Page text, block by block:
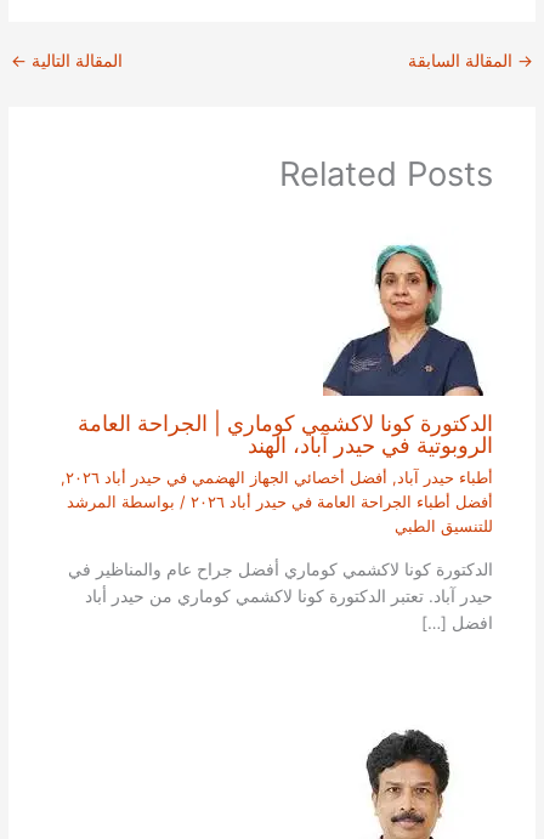
→ المقالة السابقة المقالة التالية ←
Related Posts
الدكتورة كونا لاكشمي كوماري | الجراحة العامة
الروبوتية في حيدر آباد، الهند
أطباء حيدر آباد, أفضل أخصائي الجهاز الهضمي في حيدر أباد ٢٠٢٦
,
أفضل أطباء الجراحة العامة في حيدر أباد ٢٠٢٦
/ بواسطة المرشد
للتنسيق الطبي
الدكتورة كونا لاكشمي كوماري أفضل جراح عام والمناظير في
حيدر آباد. تعتبر الدكتورة كونا لاكشمي كوماري من حيدر أباد
افضل […]